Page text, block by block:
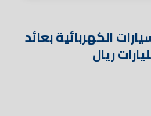
الكهربائية بعائد